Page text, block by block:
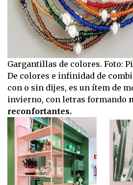
Gargantillas de colores. Foto:
De colores e infinidad de
con o sin dijes, es un ítem de
invierno, con letras formando
reconfortantes.